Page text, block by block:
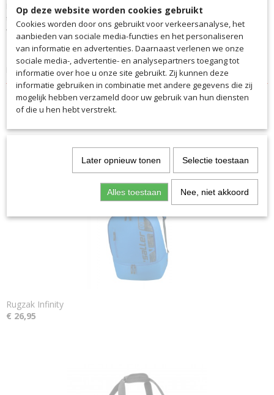
EAN code
3024
Productcode leverancier
3024
Afmetingen (l,b,h)
77 x 34 x 35 cm
Het complete tenue voor 15 personen in 1 tas met handig hengsel om
te trekken en stevig wieltjes eronder. Dit item kan niet gemist worden
voor je team. Afmeting van 77 x 34 x 35 cm.
Kan geleverd worden met Sponsor en/of Club logo !
Ook interessant
Rugzak Infinity
€ 26,95
Op deze website worden cookies gebruikt
Cookies worden door ons gebruikt voor verkeersanalyse, het
aanbieden van sociale media-functies en het personaliseren
van informatie en advertenties. Daarnaast verlenen we onze
sociale media-, advertentie- en analysepartners toegang tot
informatie over hoe u onze site gebruikt. Zij kunnen deze
informatie gebruiken in combinatie met andere gegevens die zij
mogelijk hebben verzameld door uw gebruik van hun diensten
of die u hen hebt verstrekt.
Later opnieuw tonen Selectie toestaan
Alles toestaan Nee, niet akkoord